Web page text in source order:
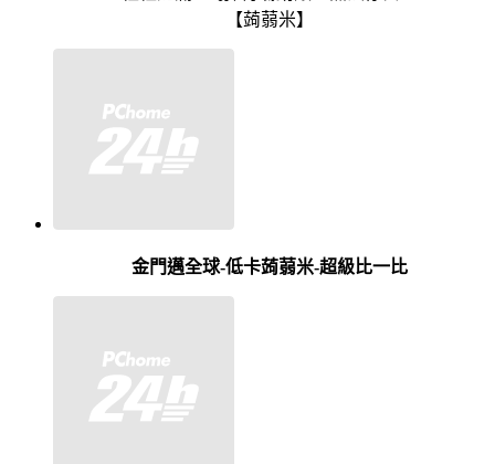
【蒟蒻米】
金門邁全球-低卡蒟蒻米-超級比一比